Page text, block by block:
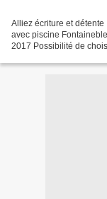
Alliez écriture et détente
avec piscine
2017 Possibilité de